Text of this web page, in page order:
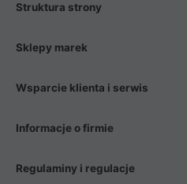
Struktura strony
Sklepy marek
Wsparcie klienta i serwis
Informacje o firmie
Regulaminy i regulacje